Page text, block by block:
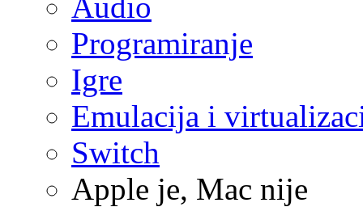
Programiranje
Igre
Emulacija i
Switch
Apple je, Mac nije